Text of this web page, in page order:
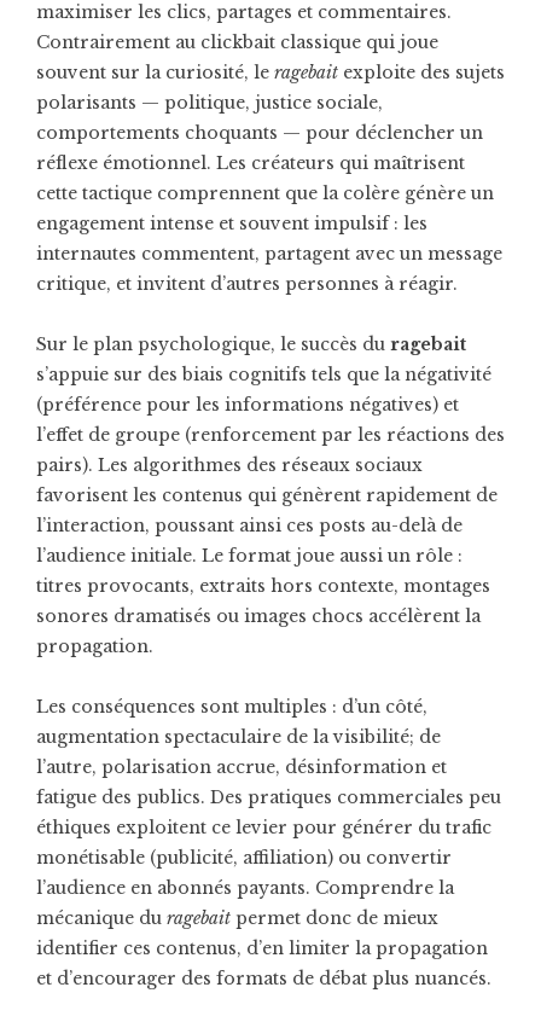
maximiser les clics, partages et commentaires.
Contrairement au clickbait classique qui joue
souvent sur la curiosité, le ragebait exploite des sujets
polarisants — politique, justice sociale,
comportements choquants — pour déclencher un
réflexe émotionnel. Les créateurs qui maîtrisent
cette tactique comprennent que la colère génère un
engagement intense et souvent impulsif : les
internautes commentent, partagent avec un message
critique, et invitent d’autres personnes à réagir.
Sur le plan psychologique, le succès du ragebait
s’appuie sur des biais cognitifs tels que la négativité
(préférence pour les informations négatives) et
l’effet de groupe (renforcement par les réactions des
pairs). Les algorithmes des réseaux sociaux
favorisent les contenus qui génèrent rapidement de
l’interaction, poussant ainsi ces posts au-delà de
l’audience initiale. Le format joue aussi un rôle :
titres provocants, extraits hors contexte, montages
sonores dramatisés ou images chocs accélèrent la
propagation.
Les conséquences sont multiples : d’un côté,
augmentation spectaculaire de la visibilité; de
l’autre, polarisation accrue, désinformation et
fatigue des publics. Des pratiques commerciales peu
éthiques exploitent ce levier pour générer du trafic
monétisable (publicité, affiliation) ou convertir
l’audience en abonnés payants. Comprendre la
mécanique du ragebait permet donc de mieux
identifier ces contenus, d’en limiter la propagation
et d’encourager des formats de débat plus nuancés.